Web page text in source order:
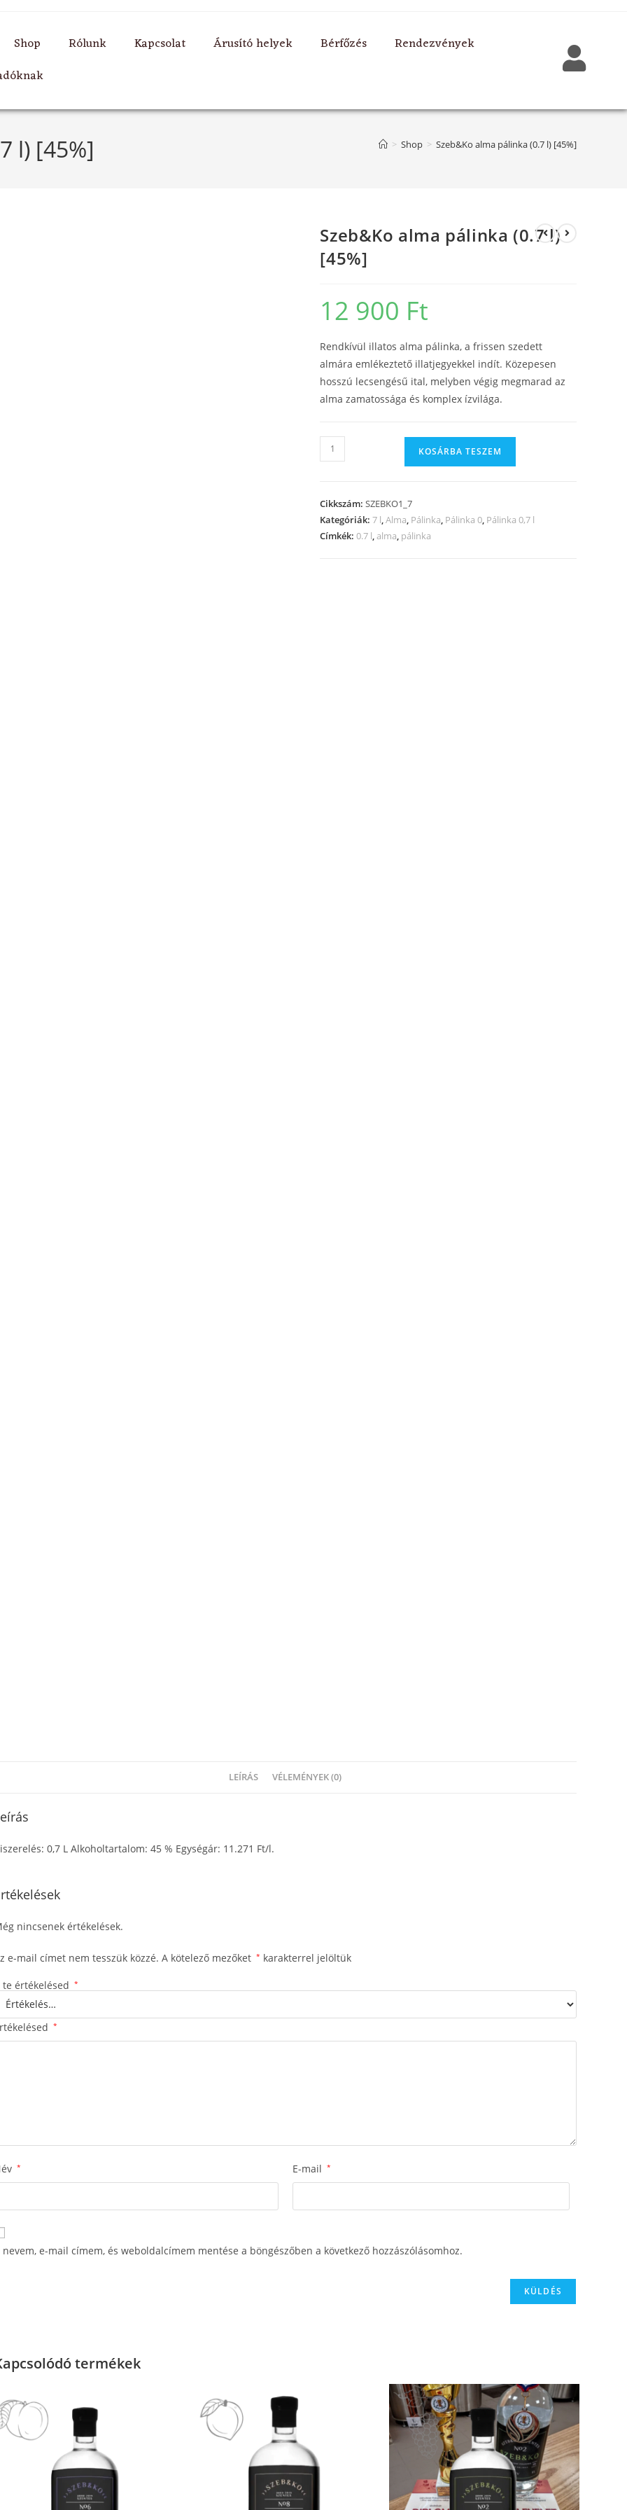
Shop Rólunk Kapcsolat Árusító helyek Bérfőzés
Rendezvények
l) [45%] > Shop > Szeb&Ko alma pálinka (0.7 l) [45%]
Szeb&Ko alma pálinka (0.7 l)
[45%]
12 900 Ft
Rendkívül illatos alma pálinka, a frissen szedett
almára emlékeztető illatjegyekkel indít. Közepesen
hosszú lecsengésű ital, melyben végig megmarad az
alma zamatossága és komplex ízvilága.
KOSÁRBA TESZEM
Cikkszám:SZEBKO1_7
Kategóriák:7 l,Alma, Pálinka, Pálinka 0, Pálinka 0,7 l
Címkék:0.7 l,alma, pálinka
LEÍRÁS VÉLEMÉNYEK (0)
0,7 L Alkoholtartalom: 45 % Egységár: 11.271 Ft/l.
nincsenek értékelések.
e-mail címet nem tesszük közzé. A kötelező mezőket * karakterrel jelöltük
te értékelésed *
*
* E-mail *
nevem, e-mail címem, és weboldalcímem mentése a böngészőben a következő hozzászólásomhoz.
termékek